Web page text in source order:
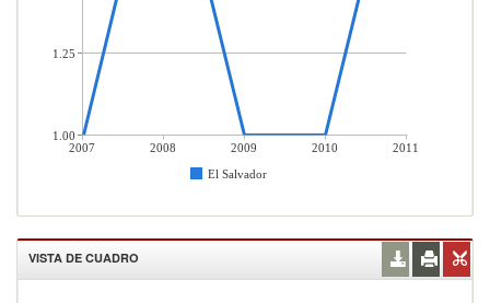
2007 2008 2009 2010
2011
El Salvador
1.25
1.00
VISTA DE CUADRO